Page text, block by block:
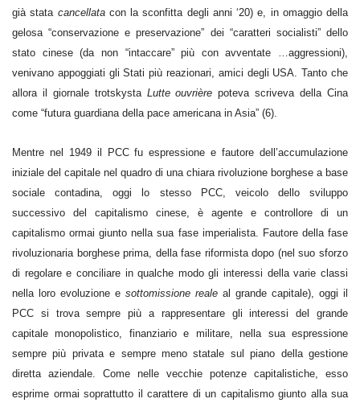
già stata cancellatacon la sconfitta degli anni ‘20) e, in omaggio della
gelosa “conservazione e preservazione” dei “caratteri socialisti” dello
stato cinese (da non “intaccare” più con avventate …aggressioni),
venivano appoggiati gli Stati più reazionari, amici degli USA. Tanto che
allora il giornale trotskysta Lutte ouvrière poteva scriveva della Cina
come “futura guardiana della pace americana in Asia” (6).
Mentre nel 1949 il PCC fu espressione e fautore dell’accumulazione
iniziale del capitale nel quadro di una chiara rivoluzione borghese a base
sociale contadina, oggi lo stesso PCC, veicolo dello sviluppo
successivo del capitalismo cinese, è agente e controllore di un
capitalismo ormai giunto nella sua fase imperialista. Fautore della fase
rivoluzionaria borghese prima, della fase riformista dopo (nel suo sforzo
di regolare e conciliare in qualche modo gli interessi della varie classi
nella loro evoluzione e sottomissione reale al grande capitale), oggi il
PCC si trova sempre più a rappresentare gli interessi del grande
capitale monopolistico, finanziario e militare, nella sua espressione
sempre più privata e sempre meno statale sul piano della gestione
diretta aziendale. Come nelle vecchie potenze capitalistiche, esso
esprime ormai soprattutto il carattere di un capitalismo giunto alla sua